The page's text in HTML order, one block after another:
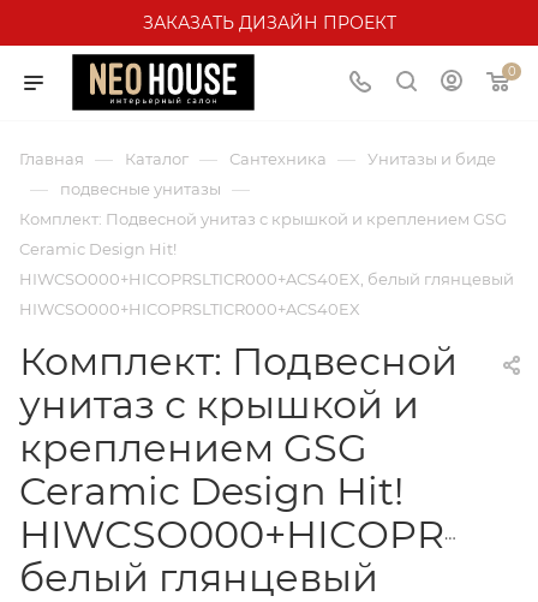
ЗАКАЗАТЬ ДИЗАЙН ПРОЕКТ
0
Главная — Каталог — Сантехника — Унитазы и биде
— подвесные унитазы —
Комплект: Подвесной унитаз с крышкой и креплением GSG
Ceramic Design Hit!
HIWCSO000+HICOPRSLTICR000+ACS40EX, белый глянцевый
HIWCSO000+HICOPRSLTICR000+ACS40EX
Комплект: Подвесной
унитаз с крышкой и
креплением GSG
Ceramic Design Hit!
белый глянцевый